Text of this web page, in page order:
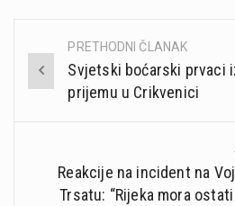
Post
navigation
PRETHODNI ČLANAK
Svjetski boćarski prvaci
prijemu u Crikvenici
Reakcije na incident na
Trsatu: “Rijeka mora